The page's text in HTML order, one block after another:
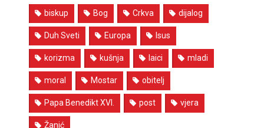
biskup Bog Crkva dijalog
Duh Sveti Europa Isus
korizma kušnja laici mladi
moral Mostar obitelj
Papa Benedikt XVI. post vjera
Žanić